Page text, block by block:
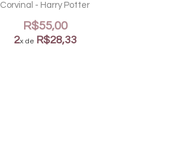
Corvinal - Harry Potter
R$55,00
2x de R$28,33